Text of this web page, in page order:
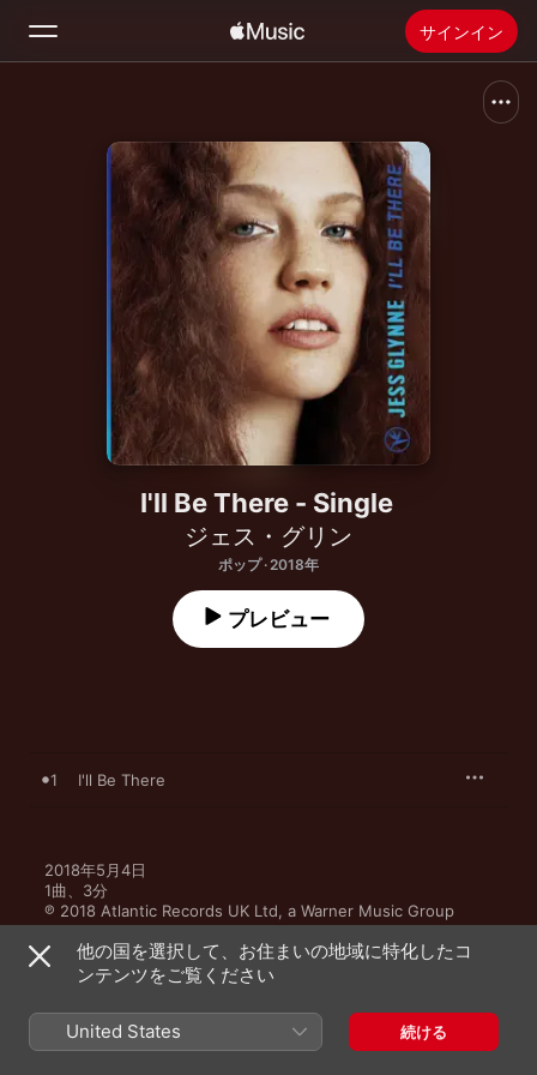
サインイン
ホーム
新着おすすめ
Apple Musicをインストール
I'll Be There - Single
ジェス・グリン
ポップ · 2018年
プレビュー
1 I'll Be There
2018年5月4日
1曲、3分
℗ 2018 Atlantic Records UK Ltd, a Warner Music Group
Company
他の国を選択して、お住まいの地域に特化したコ
ンテンツをご覧ください
United States 続ける